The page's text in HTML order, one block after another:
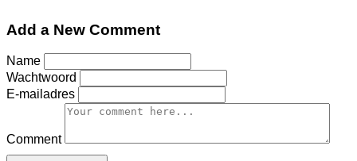
Add a New Comment
Name
Wachtwoord
E-mailadres
Comment